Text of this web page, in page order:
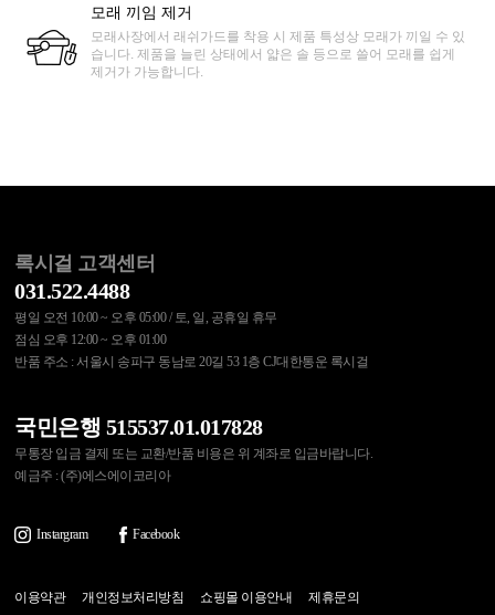
모래 끼임 제거
모래사장에서 래쉬가드를 착용 시 제품 특성상 모래가 끼일 수 있
습니다. 제품을 늘린 상태에서 얇은 솔 등으로 쓸어 모래를 쉽게
제거가 가능합니다.
록시걸 고객센터
031.522.4488
평일 오전 10:00 ~ 오후 05:00 / 토, 일, 공휴일 휴무
점심 오후 12:00 ~ 오후 01:00
반품 주소 : 서울시 송파구 동남로 20길 53 1층 CJ대한통운 록시걸
국민은행 515537.01.017828
무통장 입금 결제 또는 교환/반품 비용은 위 계좌로 입금바랍니다.
예금주 : (주)에스에이코리아
Instargram Facebook
이용약관 개인정보처리방침 쇼핑몰 이용안내 제휴문의